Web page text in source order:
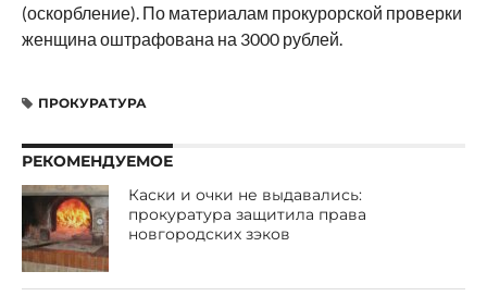
(оскорбление). По материалам прокурорской проверки
женщина оштрафована на 3000 рублей.
ПРОКУРАТУРА
РЕКОМЕНДУЕМОЕ
Каски и очки не выдавались:
прокуратура защитила права
новгородских зэков